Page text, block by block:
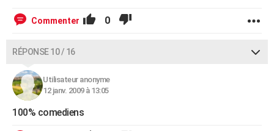
Commenter 0
RÉPONSE 10 / 16
Utilisateur anonyme
12 janv. 2009 à 13:05
100% comediens